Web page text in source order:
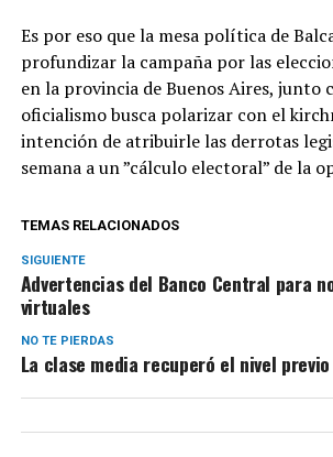
Es por eso que la mesa política de
profundizar la campaña por las
en la provincia de Buenos Aires, junto
oficialismo busca polarizar con el
intención de atribuirle las derrotas
semana a un ”cálculo electoral” de la
TEMAS RELACIONADOS
SIGUIENTE
Advertencias del Banco Central para
virtuales
NO TE PIERDAS
La clase media recuperó el nivel